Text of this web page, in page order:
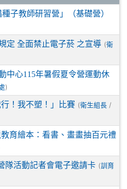
種子教師研習營」（基礎營）
定 全面禁止電子菸 之宣導 (衛
中心115年暑假夏令營運動休
)
行！我不塑！」比賽 (衛生組長 /
教育繪本：看書、畫畫抽百元禮
隊活動記者會電子邀請卡 (訓育